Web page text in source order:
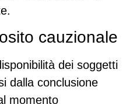
cauzionale
dei soggetti
dalla conclusione
momento